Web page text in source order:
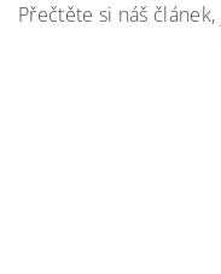
Přečtěte si náš článek,